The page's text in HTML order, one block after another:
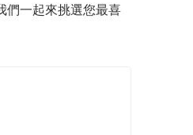
們一起來挑選您最喜